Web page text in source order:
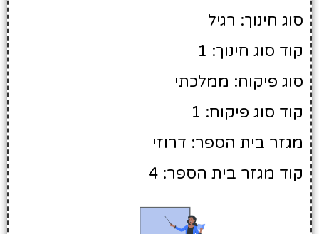
סוג חינוך: רגיל
קוד סוג חינוך: 1
סוג פיקוח: ממלכתי
קוד סוג פיקוח: 1
מגזר בית הספר: דרוזי
קוד מגזר בית הספר: 4